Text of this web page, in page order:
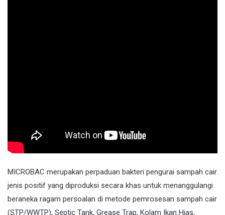
MICROBAC merupakan perpaduan bakteri pengurai sampah cair
jenis positif yang diproduksi secara khas untuk menanggulangi
beraneka ragam persoalan di metode pemrosesan sampah cair
(STP/WWTP), Septic Tank, Grease Trap, Kolam Ikan Hias,